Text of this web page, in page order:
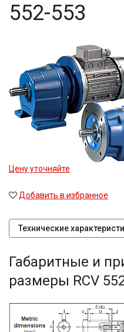
552-553
Цену уточняйте
Добавить в избранное
Технические
Габаритные и
размеры RCV